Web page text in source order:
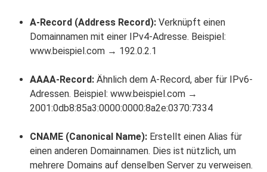
A-Record (Address Record): Verknüpft einen
Domainnamen mit einer IPv4-Adresse. Beispiel:
www.beispiel.com → 192.0.2.1
AAAA-Record: Ähnlich dem A-Record, aber für IPv6-
Adressen. Beispiel: www.beispiel.com →
2001:0db8:85a3:0000:0000:8a2e:0370:7334
CNAME (Canonical Name): Erstellt einen Alias für
einen anderen Domainnamen. Dies ist nützlich, um
mehrere Domains auf denselben Server zu verweisen.